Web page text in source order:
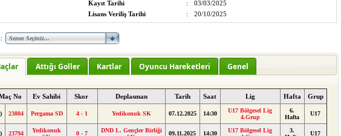
Kayıt Tarihi
:
03/03/2025
Lisans Veriliş Tarihi
: 20/10/2025
Attığı Goller Kartlar Oyuncu Hareketleri Genel
No Ev Sahibi Skor Deplasman Tarih Saat Lig Hafta Grup
23804 Pergama SD 4 - 1 Yedikonuk SK 07.12.2025 14:30
U17 Bölgesel Lig
4.Grup
6.
Hafta
U17
23794
Yedikonuk
0 - 7
DND L. Gençler Birliği
09.11.2025 14:30
U17 Bölgesel Lig
3.
U17